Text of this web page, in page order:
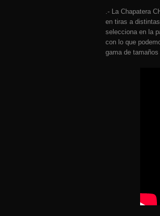
.- La Chapatera
en tiras a
selecciona en la
con lo que
gama de